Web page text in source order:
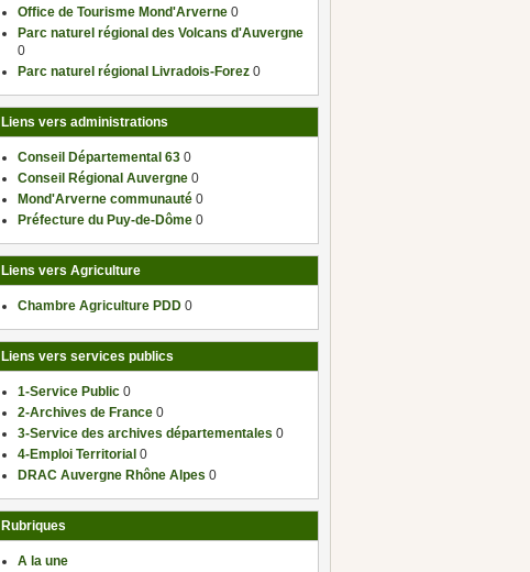
Office de Tourisme Mond'Arverne 0
Parc naturel régional des Volcans d'Auvergne
0
Parc naturel régional Livradois-Forez 0
Liens vers administrations
Conseil Départemental 63 0
Conseil Régional Auvergne 0
Mond'Arverne communauté 0
Préfecture du Puy-de-Dôme 0
Liens vers Agriculture
Chambre Agriculture PDD 0
Liens vers services publics
1-Service Public 0
2-Archives de France 0
3-Service des archives départementales 0
4-Emploi Territorial 0
DRAC Auvergne Rhône Alpes 0
Rubriques
A la une